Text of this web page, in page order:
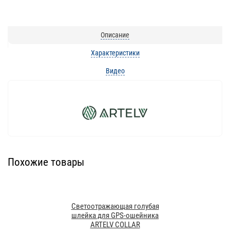
Описание
Характеристики
Видео
Похожие товары
Светоотражающая голубая
шлейка для GPS-ошейника
ARTELV COLLAR